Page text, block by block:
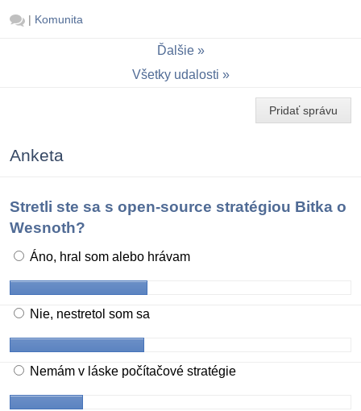
| Komunita
Ďalšie
Všetky udalosti
Pridať správu
Anketa
Stretli ste sa s open-source stratégiou Bitka o
Wesnoth?
Áno, hral som alebo hrávam
Nie, nestretol som sa
Nemám v láske počítačové stratégie